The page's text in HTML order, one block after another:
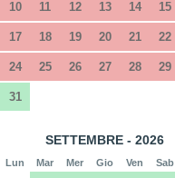
10 11 12 13 14 15
17 18 19 20 21 22
24 25 26 27 28 29
31
SETTEMBRE - 2026
Lun Mar Mer Gio Ven Sab